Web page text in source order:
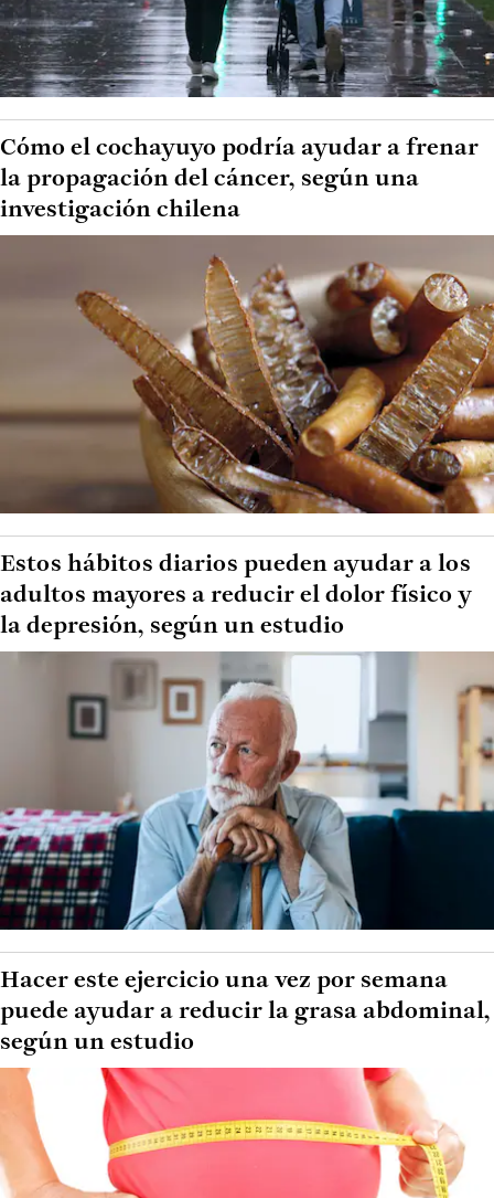
Cómo el cochayuyo podría ayudar a frenar
la propagación del cáncer, según una
investigación chilena
Estos hábitos diarios pueden ayudar a los
adultos mayores a reducir el dolor físico y
la depresión, según un estudio
Hacer este ejercicio una vez por semana
puede ayudar a reducir la grasa abdominal,
según un estudio